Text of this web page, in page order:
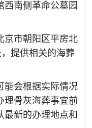
西南侧革命公墓园
市朝阳区平房北
提供相关的海葬
会根据实际情况
理骨灰海葬事宜前
最新的办理地点和